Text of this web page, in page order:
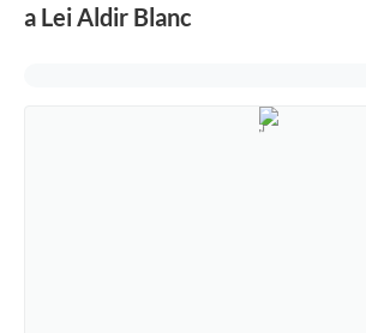
a Lei Aldir Blanc